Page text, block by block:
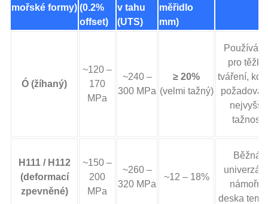
mořské formy) (0.2%
offset)
v tahu
(UTS)
měřidlo
mm)
Ó (žíhaný)
~120 –
170
MPa
~240 –
300 MPa
≥ 20%
(velmi tažný)
Používá
pro těžké
tváření,
nejvyšší
tažnost
H111 / H112
(deformací
zpevněné)
~150 –
200
MPa
~260 –
320 MPa
~12 – 18%
Běžná
námořní
deska